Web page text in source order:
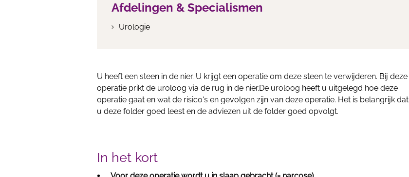
Afdelingen & Specialismen
Urologie
U heeft een steen in de nier. U krijgt een operatie om deze steen te verwijderen. Bij deze
operatie prikt de uroloog via de rug in de nier.De uroloog heeft u uitgelegd hoe deze
operatie gaat en wat de risico's en gevolgen zijn van deze operatie. Het is belangrijk dat
u deze folder goed leest en de adviezen uit de folder goed opvolgt.
In het kort